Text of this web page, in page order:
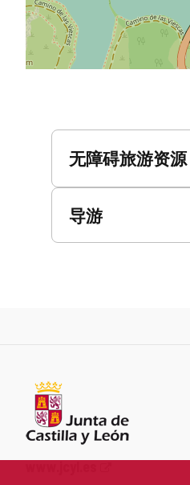
无障碍旅游资源
导游
Junta